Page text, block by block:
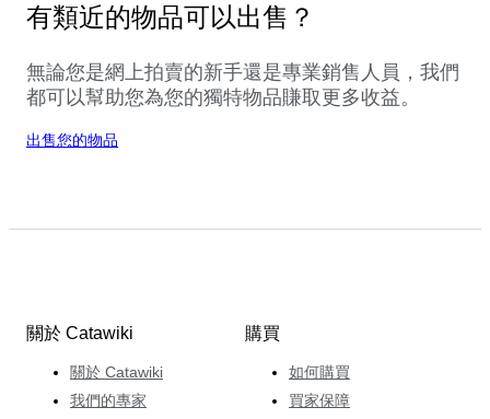
有類近的物品可以出售？
無論您是網上拍賣的新手還是專業銷售人員，我們
都可以幫助您為您的獨特物品賺取更多收益。
出售您的物品
關於 Catawiki
關於 Catawiki
我們的專家
購買
如何購買
買家保障